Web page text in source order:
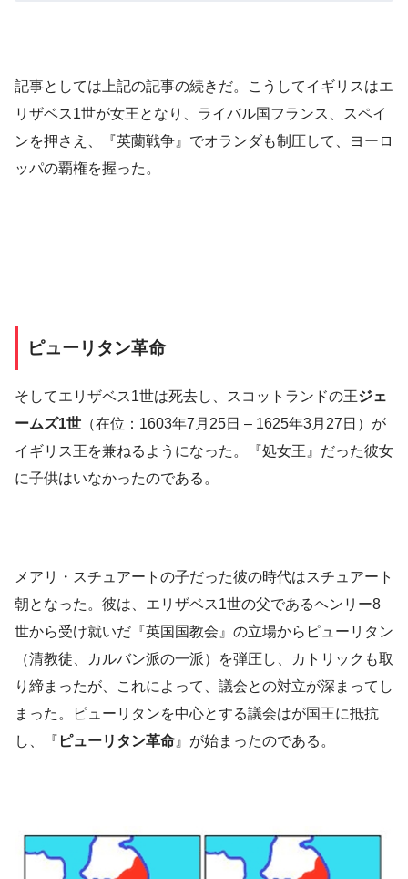
記事としては上記の記事の続きだ。こうしてイギリスはエ
リザベス1世が女王となり、ライバル国フランス、スペイ
ンを押さえ、『英蘭戦争』でオランダも制圧して、ヨーロ
ッパの覇権を握った。
ピューリタン革命
そしてエリザベス1世は死去し、スコットランドの王ジェ
ームズ1世 （在位：1603年7月25日 – 1625年3月27日）が
イギリス王を兼ねるようになった。『処女王』だった彼女
に子供はいなかったのである。
メアリ・スチュアートの子だった彼の時代はスチュアート
朝となった。彼は、エリザベス1世の父であるヘンリー8
世から受け就いだ『英国国教会』の立場からピューリタン
（清教徒、カルバン派の一派）を弾圧し、カトリックも取
り締まったが、これによって、議会との対立が深まってし
まった。ピューリタンを中心とする議会はが国王に抵抗
し、『 ピューリタン革命 』が始まったのである。